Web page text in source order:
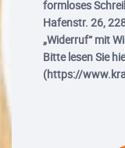
formloses
Hafenstr. 26,
„Widerruf“ mit
Bitte lesen Sie
(https://